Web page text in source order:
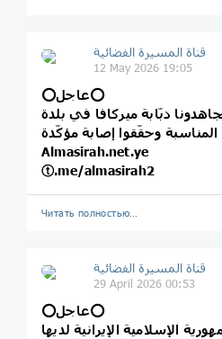
قناة المسيرة الفضائية
12 May 2026 19:05
⭕️عاجل⭕️
دبّابة ميركافا في بلدة
المناسبة وحقّقوا إصابة مؤكّدة
Almasirah.net.ye
ⓣ.me/almasirah2
Читать полностью…
قناة المسيرة الفضائية
29 April 2026 00:53
⭕️عاجل⭕️
الإسلامية الإيرانية لديها